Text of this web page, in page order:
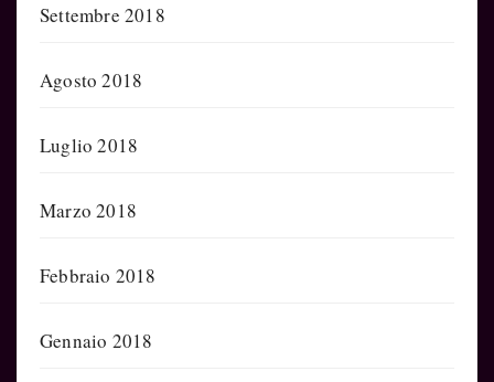
Settembre 2018
Agosto 2018
Luglio 2018
Marzo 2018
Febbraio 2018
Gennaio 2018